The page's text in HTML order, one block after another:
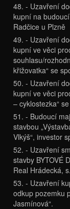
48. - Uzavření
kupní na
Radčice u Plzně
49. - Uzavření
kupní ve věci
souhlasu/
křižovatka“ se
50. - Uzavření
kupní ve věci
– cyklostezka“
51. - Budoucí
stavbou
Vlkýš“, investor
52. - Uzavření
stavby BYTOVÉ
Real Hrádecká,
53. - Uzavření
odkup pozemku
Jasmínová“.